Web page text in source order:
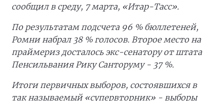
сообщил в среду, 7 марта, «Итар-Тасс».
По результатам подсчета 96 % бюллетеней,
Ромни набрал 38 % голосов. Второе место на
праймериз досталось экс-сенатору от штата
Пенсильвания Рику Санторуму - 37 %.
Итоги первичных выборов, состоявшихся в
так называемый «супервторник» - выборы